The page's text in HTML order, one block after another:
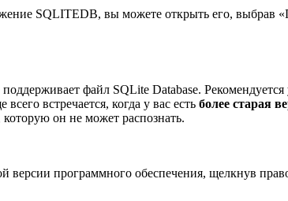
SQLITEDB, вы можете открыть его, выбрав
файл SQLite Database.
встречается, когда у вас есть более старая
которую он не может распознать.
версии программного обеспечения, щелкнув